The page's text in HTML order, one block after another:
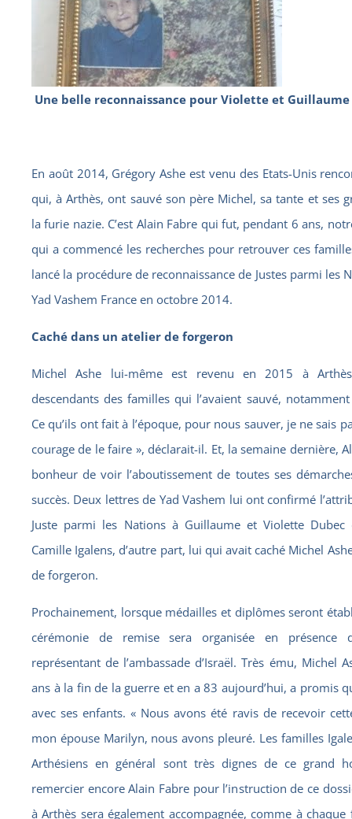
Une belle reconnaissance pour Violette et Guillaume
En août 2014, Grégory Ashe est venu des Etats-Unis
qui, à Arthès, ont sauvé son père Michel, sa tante et ses
la furie nazie. C’est Alain Fabre qui fut, pendant 6 ans,
qui a commencé les recherches pour retrouver ces
lancé la procédure de reconnaissance de Justes parmi les
Yad Vashem France en octobre 2014.
Caché dans un atelier de forgeron
Michel Ashe lui-même est revenu en 2015 à
descendants des familles qui l’avaient sauvé,
Ce qu’ils ont fait à l’époque, pour nous sauver, je ne sais
courage de le faire », déclarait-il. Et, la semaine dernière,
bonheur de voir l’aboutissement de toutes ses
succès. Deux lettres de Yad Vashem lui ont confirmé
Juste parmi les Nations à Guillaume et Violette Dubec
Camille Igalens, d’autre part, lui qui avait caché Michel
de forgeron.
Prochainement, lorsque médailles et diplômes seront
cérémonie de remise sera organisée en
représentant de l’ambassade d’Israël. Très ému, Michel
ans à la fin de la guerre et en a 83 aujourd’hui, a promis
avec ses enfants. « Nous avons été ravis de recevoir
mon épouse Marilyn, nous avons pleuré. Les familles
Arthésiens en général sont très dignes de ce grand
remercier encore Alain Fabre pour l’instruction de ce
à Arthès sera également accompagnée, comme à